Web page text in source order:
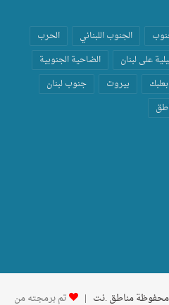
الجنوب اللبناني
الحرب
على لبنان
الضاحية الجنوبية
بعلبك بيروت
جنوب لبنان
تم برمجته من